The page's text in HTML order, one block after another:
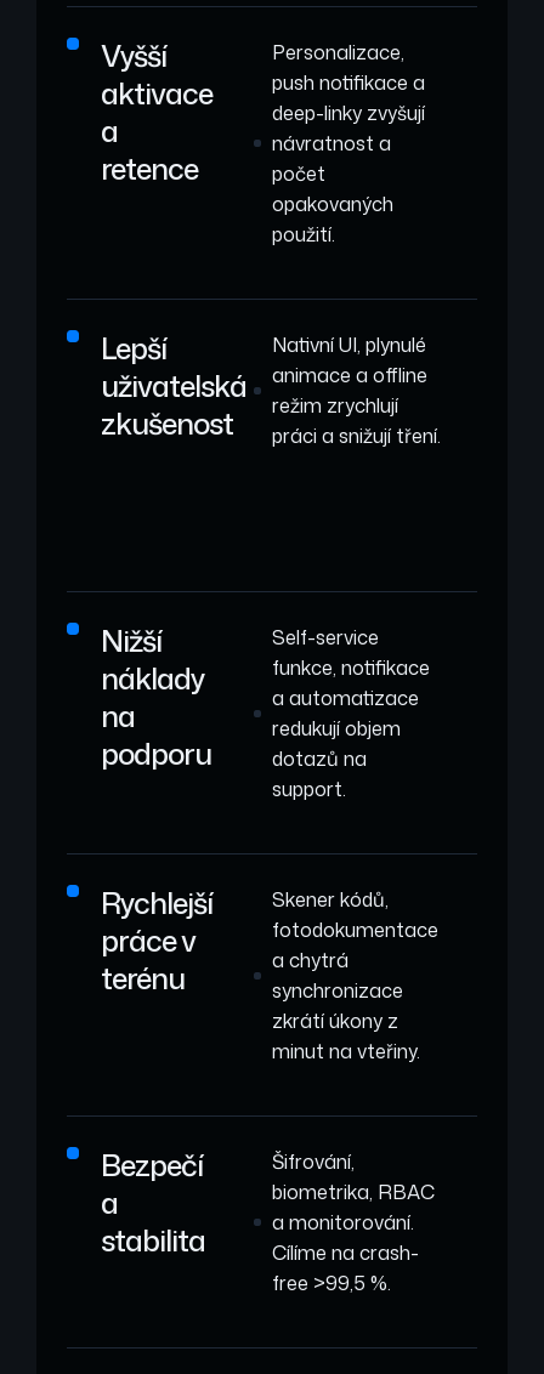
Vyšší
aktivace
a
retence
Personalizace,
push notifikace a
deep-linky zvyšují
návratnost a
počet
opakovaných
použití.
Lepší
uživatelská
zkušenost
Nativní UI, plynulé
animace a offline
režim zrychlují
práci a snižují tření.
Nižší
náklady
na
podporu
Self-service
funkce, notifikace
a automatizace
redukují objem
dotazů na
support.
Rychlejší
práce v
terénu
Skener kódů,
fotodokumentace
a chytrá
synchronizace
zkrátí úkony z
minut na vteřiny.
Bezpečí
a
stabilita
Šifrování,
biometrika, RBAC
a monitorování.
Cílíme na crash-
free >99,5 %.